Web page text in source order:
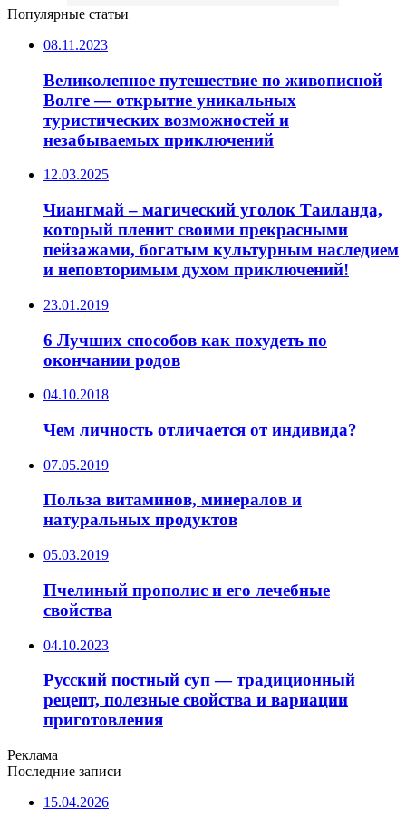
Популярные статьи
08.11.2023
Великолепное путешествие по живописной
Волге — открытие уникальных
туристических возможностей и
незабываемых приключений
12.03.2025
Чиангмай – магический уголок Таиланда,
который пленит своими прекрасными
пейзажами, богатым культурным наследием
и неповторимым духом приключений!
23.01.2019
6 Лучших способов как похудеть по
окончании родов
04.10.2018
Чем личность отличается от индивида?
07.05.2019
Польза витаминов, минералов и
натуральных продуктов
05.03.2019
Пчелиный прополис и его лечебные
свойства
04.10.2023
Русский постный суп — традиционный
рецепт, полезные свойства и вариации
приготовления
Реклама
Последние записи
15.04.2026